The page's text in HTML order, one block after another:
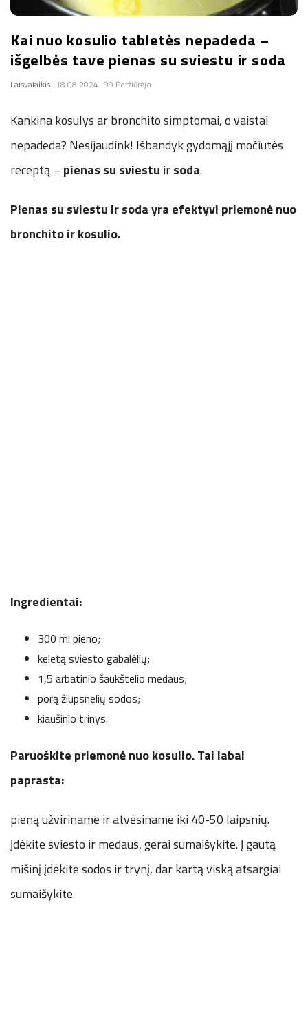
.
c
o
.
u
k
Kai nuo kosulio tabletės nepadeda –
išgelbės tave pienas su sviestu ir soda
Laisvalaikis 18.08.2024 99 Peržiūrėjo
Kankina kosulys ar bronchito simptomai, o vaistai
nepadeda? Nesijaudink! Išbandyk gydomąjį močiutės
receptą – pienas su sviestu irsoda.
Pienas su sviestu ir soda yra efektyvi priemonė nuo
bronchito ir kosulio.
Ingredientai:
300 ml pieno;
keletą sviesto gabalėlių;
1,5 arbatinio šaukštelio medaus;
porą žiupsnelių sodos;
kiaušinio trinys.
Paruoškite priemonė nuo kosulio. Tai labai
paprasta:
pieną užviriname ir atvėsiname iki 40-50 laipsnių.
Įdėkite sviesto ir medaus, gerai sumaišykite. Į gautą
mišinį įdėkite sodos ir trynį, dar kartą viską atsargiai
sumaišykite.